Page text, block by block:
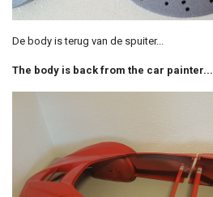
De body is terug van de spuiter...
The body is back from the car painter...